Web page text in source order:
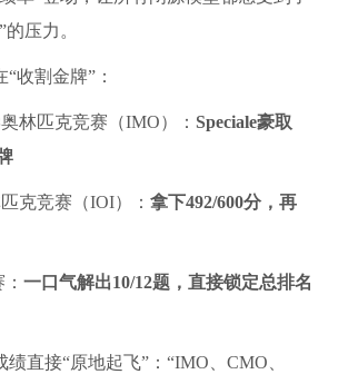
压力。
收割金牌”：
林匹克竞赛（IMO）： Speciale豪取
克竞赛（IOI）： 拿下492/600分，再
一口气解出10/12题，直接锁定总排名
直接“原地起飞”：“IMO、CMO、